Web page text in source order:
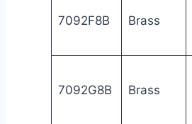
7092F8B Brass
7092G8B Brass